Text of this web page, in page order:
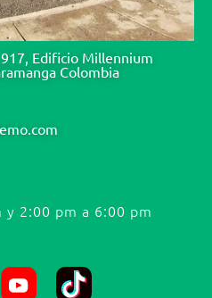
Edificio Millennium
Colombia
y 2:00 pm a 6:00 pm